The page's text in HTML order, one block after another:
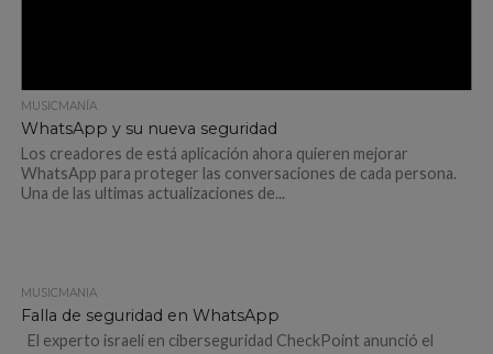
MUSICMANÍA
WhatsApp y su nueva seguridad
Los creadores de está aplicación ahora quieren mejorar
WhatsApp para proteger las conversaciones de cada persona.
Una de las ultimas actualizaciones de...
MUSICMANÍA
Falla de seguridad en WhatsApp
El experto israelí en ciberseguridad CheckPoint anunció el